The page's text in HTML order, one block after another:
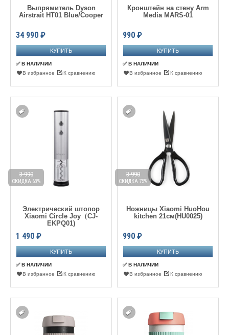
Выпрямитель Dyson
Airstrait HT01 Blue/Cooper
34 990 ₽
✅ В НАЛИЧИИ
В избранное
К сравнению
Кронштейн на стену Arm
Media MARS-01
990 ₽
✅ В НАЛИЧИИ
В избранное
К сравнению
Электрический штопор
Xiaomi Circle Joy（CJ-
EKPQ01)
1 490 ₽
3 990
СКИДКА 63%
✅ В НАЛИЧИИ
В избранное
К сравнению
Ножницы Xiaomi HuoHou
kitchen 21см(HU0025)
990 ₽
3 990
СКИДКА 75%
✅ В НАЛИЧИИ
В избранное
К сравнению